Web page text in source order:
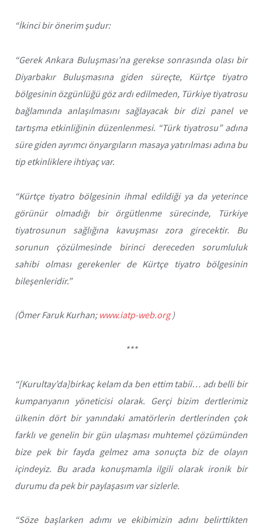
“İkinci bir önerim şudur:
“Gerek Ankara Buluşması’na gerekse sonrasında olası bir
Diyarbakır Buluşmasına giden süreçte, Kürtçe tiyatro
bölgesinin özgünlüğü göz ardı edilmeden, Türkiye tiyatrosu
bağlamında anlaşılmasını sağlayacak bir dizi panel ve
tartışma etkinliğinin düzenlenmesi. “Türk tiyatrosu” adına
süre giden ayrımcı önyargıların masaya yatırılması adına bu
tip etkinliklere ihtiyaç var.
“Kürtçe tiyatro bölgesinin ihmal edildiği ya da yeterince
görünür olmadığı bir örgütlenme sürecinde, Türkiye
tiyatrosunun sağlığına kavuşması zora girecektir. Bu
sorunun çözülmesinde birinci dereceden sorumluluk
sahibi olması gerekenler de Kürtçe tiyatro bölgesinin
bileşenleridir.”
(Ömer Faruk Kurhan; www.iatp-web.org)
***
“[Kurultay’da]birkaç kelam da ben ettim tabii… adı belli bir
kumpanyanın yöneticisi olarak. Gerçi bizim dertlerimiz
ülkenin dört bir yanındaki amatörlerin dertlerinden çok
farklı ve genelin bir gün ulaşması muhtemel çözümünden
bize pek bir fayda gelmez ama sonuçta biz de olayın
içindeyiz. Bu arada konuşmamla ilgili olarak ironik bir
durumu da pek bir paylaşasım var sizlerle.
“Söze başlarken adımı ve ekibimizin adını belirttikten